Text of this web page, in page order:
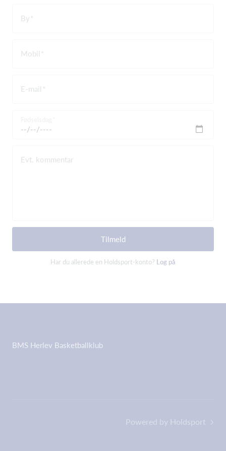
By
Mobil
E-mail
Evt. kommentar
Tilmeld
Har du allerede en Holdsport-konto? Log på
BMS Herlev Basketballklub
Powered by Holdsport